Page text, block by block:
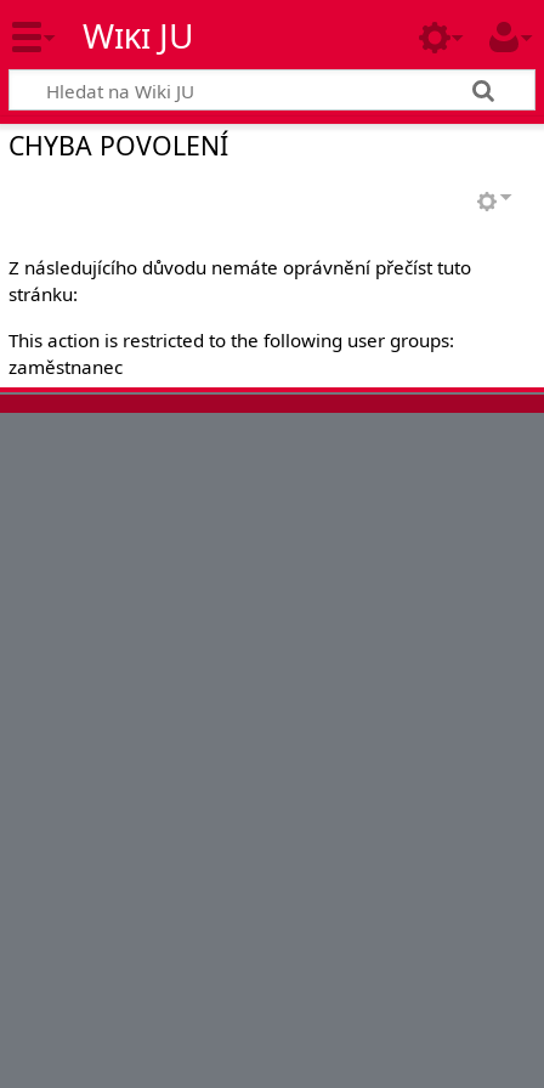
Wiki JU
CHYBA POVOLENÍ
Z následujícího důvodu nemáte oprávnění přečíst tuto
stránku:
This action is restricted to the following user groups:
zaměstnanec